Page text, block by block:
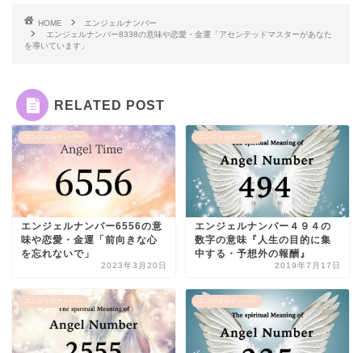
HOME
エンジェルナンバー
エンジェルナンバー8338の意味や恋愛・金運「アセンテッドマスターがあなた
を導いています」
RELATED POST
エンジェルナンバー
エンジェルナンバー6556の意
味や恋愛・金運「前向きな心
を忘れないで」
2023年3月20日
エンジェルナンバー
エンジェルナンバー４９４の
数字の意味『人生の目的に集
中する・予想外の報酬』
2019年7月17日
エンジェルナンバー エンジェルナンバー